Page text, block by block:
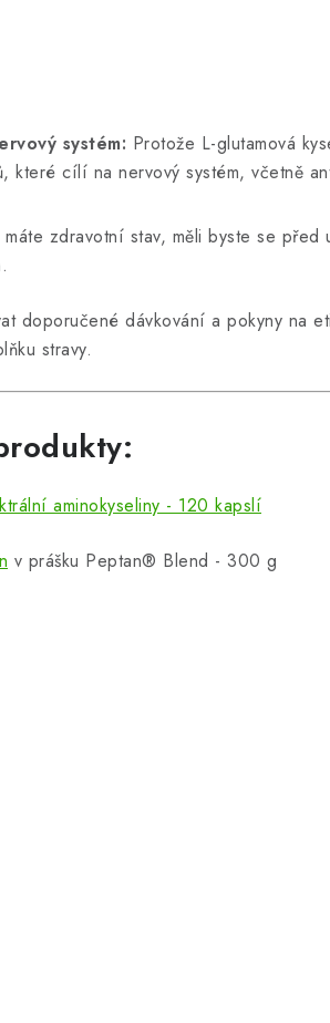
systém: Protože L-glutamová
které cílí na nervový systém, včetně
zdravotní stav, měli byste se před
doporučené dávkování a pokyny na
stravy.
aminokyseliny - 120 kapslí
v prášku Peptan® Blend - 300 g